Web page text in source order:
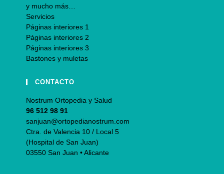
y mucho más…
Servicios
Páginas interiores 1
Páginas interiores 2
Páginas interiores 3
Bastones y muletas
CONTACTO
Nostrum Ortopedia y Salud
96 512 98 91
sanjuan@ortopedianostrum.com
Ctra. de Valencia 10 / Local 5
(Hospital de San Juan)
03550 San Juan • Alicante